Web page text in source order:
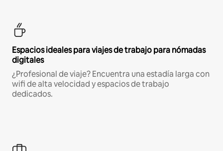
Espacios ideales para viajes de trabajo para nómadas
digitales
¿Profesional de viaje? Encuentra una estadía larga con
wifi de alta velocidad y espacios de trabajo
dedicados.